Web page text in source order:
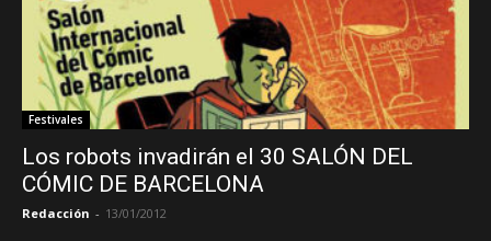
Festivales
Los robots invadirán el 30 SALÓN DEL
CÓMIC DE BARCELONA
Redacción - 13/01/2012